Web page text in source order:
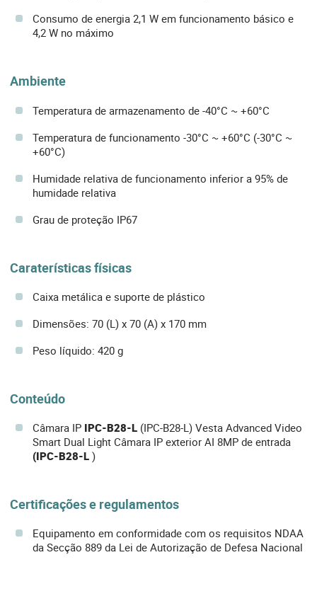
Consumo de energia 2,1 W em funcionamento básico e
4,2 W no máximo
Ambiente
Temperatura de armazenamento de -40°C ~ +60°C
Temperatura de funcionamento -30°C ~ +60°C (-30°C ~
+60°C)
Humidade relativa de funcionamento inferior a 95% de
humidade relativa
Grau de proteção IP67
Caraterísticas físicas
Caixa metálica e suporte de plástico
Dimensões: 70 (L) x 70 (A) x 170 mm
Peso líquido: 420 g
Conteúdo
Câmara IP IPC-B28-L (IPC-B28-L) Vesta Advanced Video
Smart Dual Light Câmara IP exterior AI 8MP de entrada
(IPC-B28-L )
Certificações e regulamentos
Equipamento em conformidade com os requisitos NDAA
da Secção 889 da Lei de Autorização de Defesa Nacional